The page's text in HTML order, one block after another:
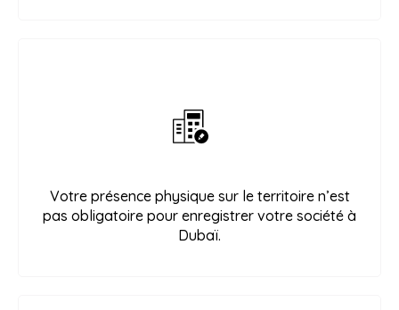
Votre présence physique sur le territoire n’est
pas obligatoire pour enregistrer votre société à
Dubaï.